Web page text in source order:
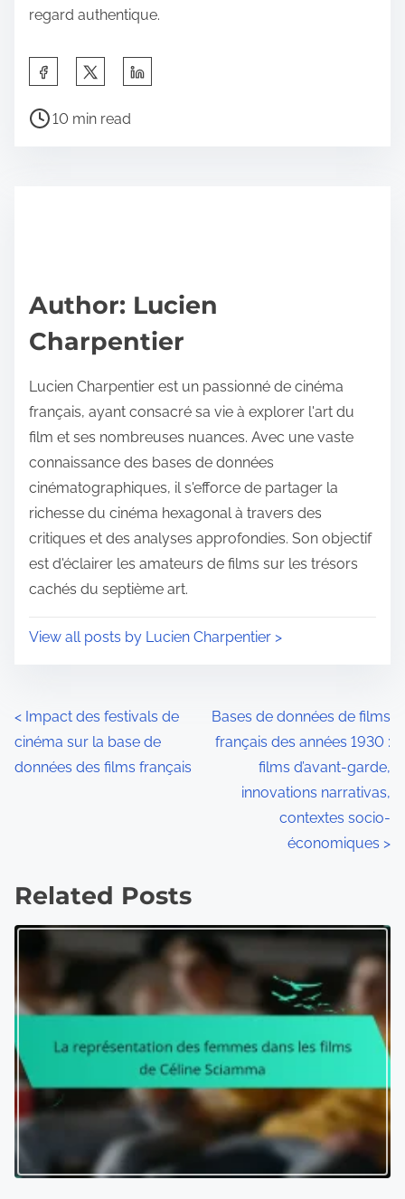
regard authentique.
a
p
s
P
t
i
e
10 min read
Author: Lucien
Charpentier
Lucien Charpentier est un passionné de cinéma
français, ayant consacré sa vie à explorer l'art du
film et ses nombreuses nuances. Avec une vaste
connaissance des bases de données
cinématographiques, il s'efforce de partager la
richesse du cinéma hexagonal à travers des
critiques et des analyses approfondies. Son objectif
est d'éclairer les amateurs de films sur les trésors
cachés du septième art.
View all posts by Lucien Charpentier >
P
o
n
a
v
i
g
a
t
i
< Impact des festivals de
cinéma sur la base de
données des films français
Bases de données de films
français des années 1930 :
films d’avant-garde,
innovations narrativas,
contextes socio-
économiques >
Related Posts